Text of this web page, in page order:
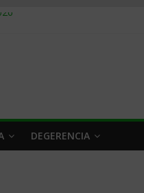
DEGERENCIA